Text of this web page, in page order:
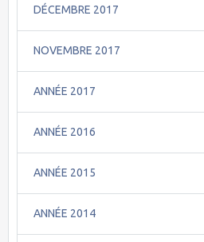
DÉCEMBRE 2017
NOVEMBRE 2017
ANNÉE 2017
ANNÉE 2016
ANNÉE 2015
ANNÉE 2014